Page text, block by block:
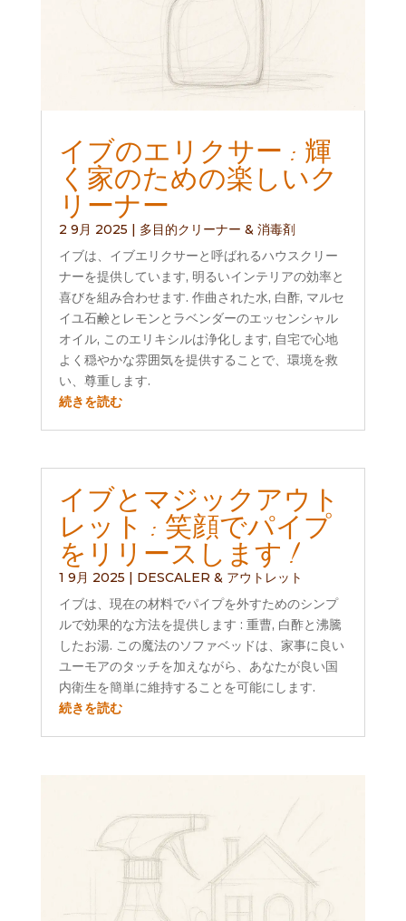
イブのエリクサー : 輝
く家のための楽しいク
リーナー
2 9月 2025 | 多目的クリーナー & 消毒剤
イブは、イブエリクサーと呼ばれるハウスクリー
ナーを提供しています, 明るいインテリアの効率と
喜びを組み合わせます. 作曲された水, 白酢, マルセ
イユ石鹸とレモンとラベンダーのエッセンシャル
オイル, このエリキシルは浄化します, 自宅で心地
よく穏やかな雰囲気を提供することで、環境を救
い、尊重します.
続きを読む
イブとマジックアウト
レット : 笑顔でパイプ
をリリースします !
1 9月 2025
DESCALER & アウトレット
イブは、現在の材料でパイプを外すためのシンプ
ルで効果的な方法を提供します : 重曹, 白酢と沸騰
したお湯. この魔法のソファベッドは、家事に良い
ユーモアのタッチを加えながら、あなたが良い国
内衛生を簡単に維持することを可能にします.
続きを読む